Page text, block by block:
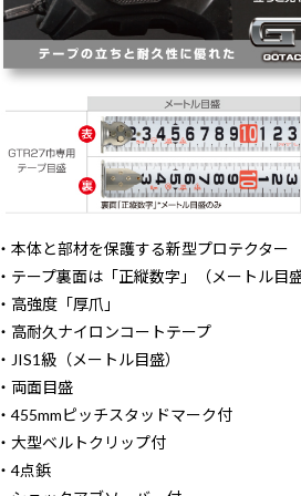
・本体と部材を保護する新型プロテクター
・テープ裏面は「正縦数字」（メートル目
・高強度「厚爪」
・高耐久ナイロンコートテープ
・JIS1級（メートル目盛）
・両面目盛
・455mmピッチスタッドマーク付
・大型ベルトクリップ付
・4点鋲